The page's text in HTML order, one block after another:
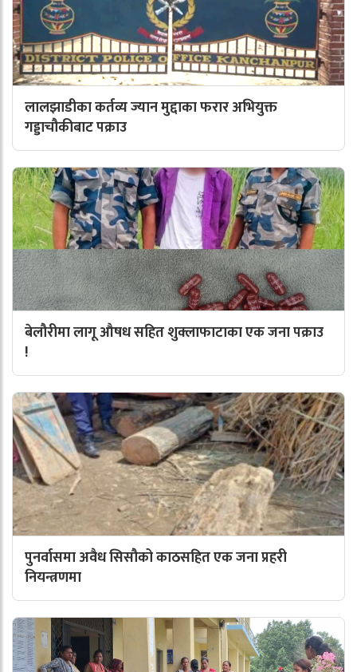
लालझाडीका कर्तव्य ज्यान मुद्दाका फरार अभियुक्त
गड्डाचौकीबाट पक्राउ
बेलौरीमा लागू औषध सहित शुक्लाफाटाका एक जना पक्राउ
!
पुनर्वासमा अवैध सिसौको काठसहित एक जना प्रहरी
नियन्त्रणमा